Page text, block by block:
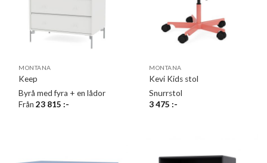
MONTANA
Keep
Byrå med fyra + en lådor
Från23 815:-
MONTANA
Kevi Kids stol
Snurrstol
3 475:-